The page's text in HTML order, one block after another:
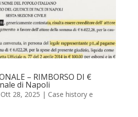
– RIMBORSO DI €
di Napoli
Ott 28, 2025 | Case history e